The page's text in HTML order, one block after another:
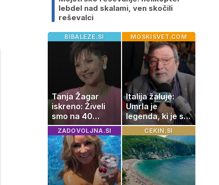
lebdel nad skalami, ven skočili
reševalci
BIBALEZE.SI
Tanja Žagar
iskreno: Živeli
smo na 40
kvadratih, a
imela sem vse,
kar otrok
potrebuje
MOSKISVET.COM
Italija žaluje:
Umrla je
legenda, ki je s
svojimi pesmimi
zaznamovala
Italijo
ZADOVOLJNA.SI CEKIN.SI